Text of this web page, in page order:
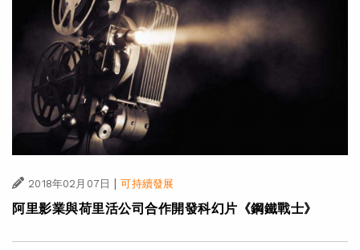
2018年02月07日 | 可持續發展
阿里影業與荷里活公司合作開發科幻片《鋼鐵戰士》